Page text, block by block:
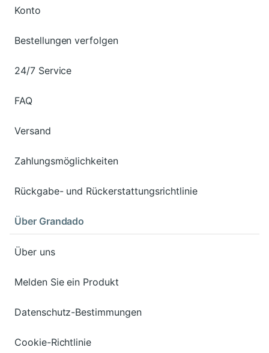
Konto
Bestellungen verfolgen
24/7 Service
FAQ
Versand
Zahlungsmöglichkeiten
Rückgabe- und Rückerstattungsrichtlinie
Über Grandado
Über uns
Melden Sie ein Produkt
Datenschutz-Bestimmungen
Cookie-Richtlinie